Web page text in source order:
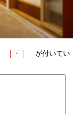
*
が付いてい